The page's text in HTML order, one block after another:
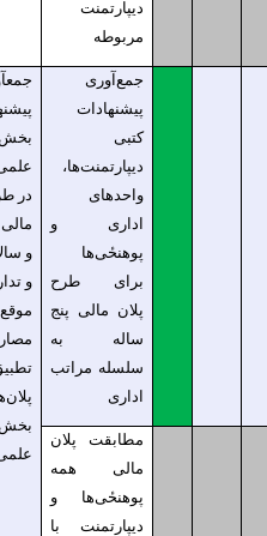
دیپارتمنت
پیشنهادات
دیپارتمنت‌ها،
اداری و
پوهنحٔی‌ها
برای طرح
پلان مالی پنج‌
ساله به
سلسله مراتب
جمعآوری
پیشنهاد همه
علمی و اداری
در طرح پلان
مالی پنج ساله
و سالانه و تهیه
و تدارک به
موقع
مصارفاتی
تطبیق
پلان‌های همه
بخش‌های
علمی و اداری
مطابقت پلان
مالی همه
پوهنحٔی‌ها و
دیپارتمنت با